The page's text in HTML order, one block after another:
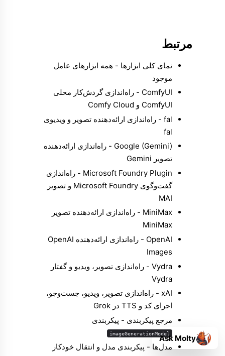
مرتبط
نمای کلی ابزارها - همه ابزارهای عامل
موجود
ComfyUI - راه‌اندازی گردش‌کار محلی
ComfyUI و Comfy Cloud
fal - راه‌اندازی ارائه‌دهنده تصویر و ویدیوی
fal
Google (Gemini) - راه‌اندازی ارائه‌دهنده
تصویر Gemini
Plugin ‏Microsoft Foundry
- راه‌اندازی
گفت‌وگوی Microsoft Foundry و تصویر
MAI
MiniMax - راه‌اندازی ارائه‌دهنده تصویر
MiniMax
OpenAI
- راه‌اندازی ارائه‌دهنده OpenAI
Images
Vydra - راه‌اندازی تصویر، ویدیو و گفتار
Vydra
xAI - راه‌اندازی تصویر، ویدیو، جست‌وجو،
اجرای کد و TTS در Grok
مرجع پیکربندی - پیکربندی
imageGenerationModel
مدل‌ها - پیکربندی مدل و انتقال خودکار
Ask Molty